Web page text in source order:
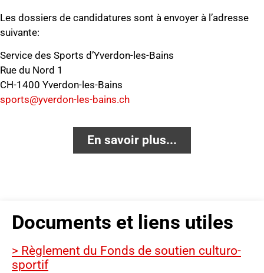
Les dossiers de candidatures sont à envoyer à l’adresse
suivante:
Service des Sports d’Yverdon-les-Bains
Rue du Nord 1
CH-1400 Yverdon-les-Bains
sports@yverdon-les-bains.ch
En savoir plus...
Documents et liens utiles
> Règlement du Fonds de soutien culturo-
sportif